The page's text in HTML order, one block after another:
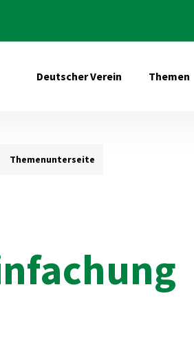
Deutscher Verein Themen
Themenunterseite